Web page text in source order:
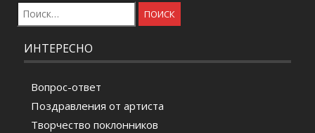
Найти:
ИНТЕРЕСНО
Вопрос-ответ
Поздравления от артиста
Творчество поклонников